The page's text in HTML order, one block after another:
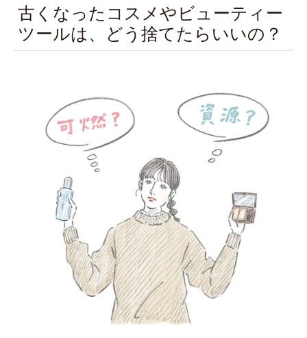
古くなったコスメやビューティー
ツールは、どう捨てたらいいの？